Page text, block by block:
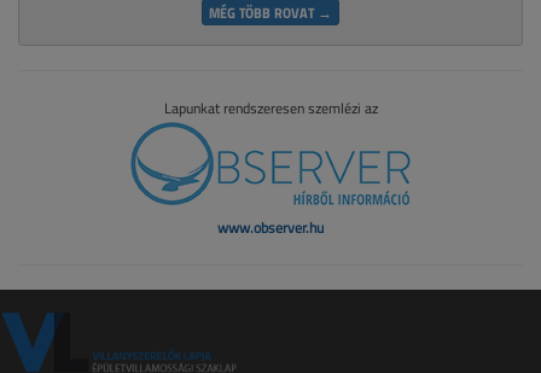
MÉG TÖBB ROVAT →
Lapunkat rendszeresen szemlézi az
www.observer.hu